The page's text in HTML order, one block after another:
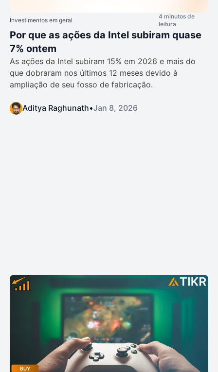
Investimentos em geral
4 minutos de
leitura
Por que as ações da Intel subiram quase
7% ontem
As ações da Intel subiram 15% em 2026 e mais do
que dobraram nos últimos 12 meses devido à
ampliação de seu fosso de fabricação.
Aditya Raghunath•Jan 8, 2026